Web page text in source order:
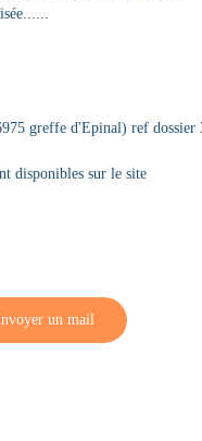
greffe d'Epinal) ref dossier
disponibles sur le site
un mail